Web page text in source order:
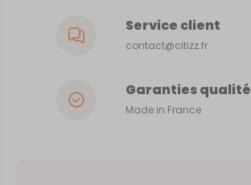
Service client
contact@citizz.fr
Garanties qualité
Made in France